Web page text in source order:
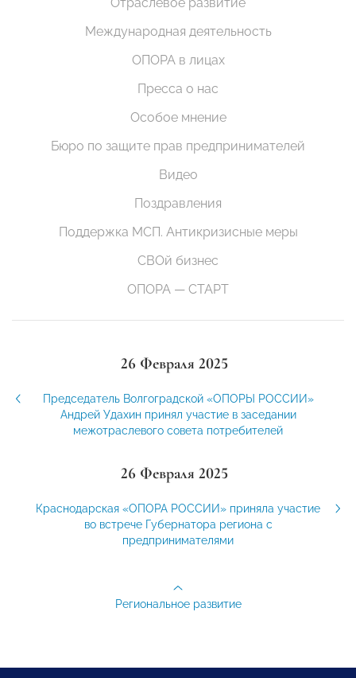
Международная деятельность
ОПОРА в лицах
Пресса о нас
Особое мнение
Бюро по защите прав предпринимателей
Видео
Поздравления
Поддержка МСП. Антикризисные меры
СВОй бизнес
ОПОРА — СТАРТ
26 Февраля 2025
Председатель Волгоградской «ОПОРЫ РОССИИ»
Андрей Удахин принял участие в заседании
межотраслевого совета потребителей
26 Февраля 2025
Краснодарская «ОПОРА РОССИИ» приняла участие
во встрече Губернатора региона с
предпринимателями
Региональное развитие